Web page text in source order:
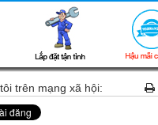
trên mạng xã hội: